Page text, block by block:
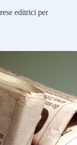
editrici per